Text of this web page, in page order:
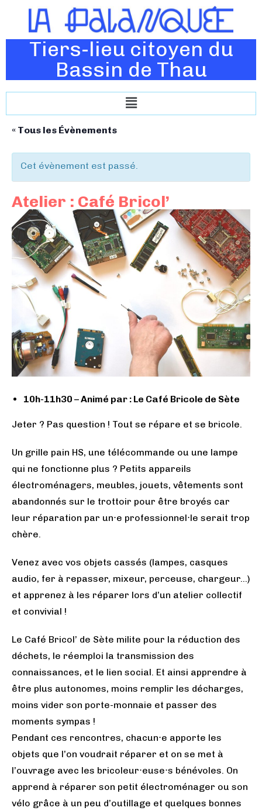
Tiers-lieu citoyen du
Bassin de Thau
« Tous les Évènements
Cet évènement est passé.
Atelier : Café Bricol’
10h-11h30 –Animé par : Le Café Bricole de Sète
Jeter ? Pas question ! Tout se répare et se bricole.
Un grille pain HS, une télécommande ou une lampe
qui ne fonctionne plus ? Petits appareils
électroménagers, meubles, jouets, vêtements sont
abandonnés sur le trottoir pour être broyés car
leur réparation par un⋅e professionnel⋅le serait trop
chère.
Venez avec vos objets cassés (lampes, casques
audio, fer à repasser, mixeur, perceuse, chargeur…)
et apprenez à les réparer lors d’un atelier collectif
et convivial !
Le Café Bricol’ de Sète milite pour la réduction des
déchets, le réemploi la transmission des
connaissances, et le lien social. Et ainsi apprendre à
être plus autonomes, moins remplir les décharges,
moins vider son porte-monnaie et passer des
moments sympas !
Pendant ces rencontres, chacun⋅e apporte les
objets que l’on voudrait réparer et on se met à
l’ouvrage avec les bricoleur⋅euse⋅s bénévoles. On
apprend à réparer son petit électroménager ou son
vélo grâce à un peu d’outillage et quelques bonnes